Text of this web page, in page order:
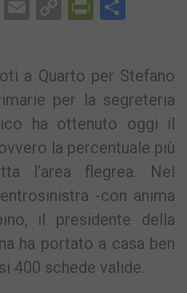
X EmailCopy
a Quarto per Stefano
per la segreteria
ha ottenuto oggi il
la percentuale più
l’area flegrea. Nel
-con anima
il presidente della
ha portato a casa ben
400 schede valide.